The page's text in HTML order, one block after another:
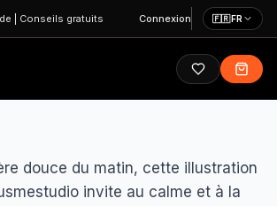
Conseils gratuits Connexion 🇫🇷FR
douce du matin, cette illustration
invite au calme et à la